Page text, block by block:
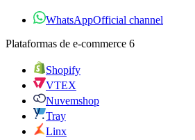
WhatsAppOfficial channel
Plataformas de e‑commerce 6
Shopify
VTEX
Nuvemshop
Tray
Linx